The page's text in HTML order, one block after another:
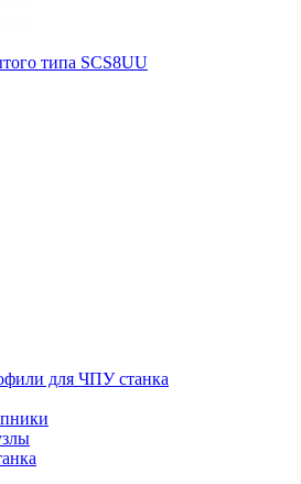
типа SCS8UU
для ЧПУ станка